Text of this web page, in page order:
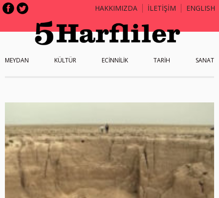
HAKKIMIZDA İLETİŞİM ENGLISH
MEYDAN KÜLTÜR ECİNNİLİK TARİH SANAT